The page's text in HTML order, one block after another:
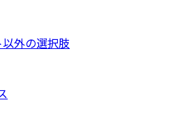
外の選択肢